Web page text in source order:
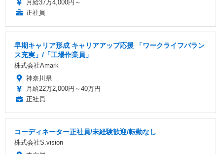
月給37万4,000円～
正社員
早期キャリア形成 キャリアアップ応援 「ワークライフバラン
ス充実」/「工場作業員」
株式会社Amark
神奈川県
月給22万2,000円～40万円
正社員
コーディネーター正社員/未経験歓迎/転勤なし
株式会社S.vision